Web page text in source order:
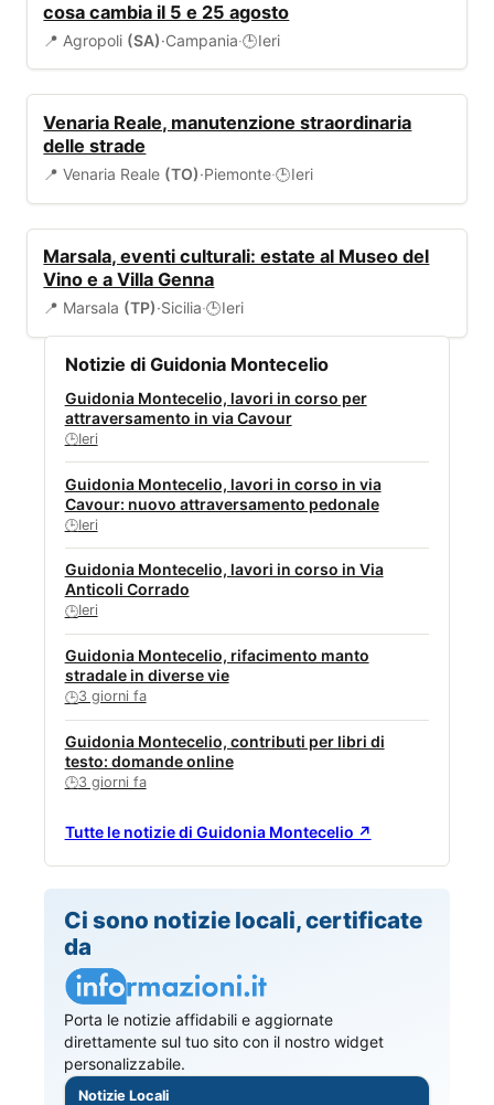
cosa cambia il 5 e 25 agosto
📍 Agropoli (SA)·Campania·🕒Ieri
Venaria Reale, manutenzione straordinaria
delle strade
📍 Venaria Reale (TO)·Piemonte·🕒Ieri
Marsala, eventi culturali: estate al Museo del
Vino e a Villa Genna
📍 Marsala (TP)·Sicilia·🕒Ieri
Notizie di Guidonia Montecelio
Guidonia Montecelio, lavori in corso per
attraversamento in via Cavour
🕒Ieri
Guidonia Montecelio, lavori in corso in via
Cavour: nuovo attraversamento pedonale
🕒Ieri
Guidonia Montecelio, lavori in corso in Via
Anticoli Corrado
🕒Ieri
Guidonia Montecelio, rifacimento manto
stradale in diverse vie
🕒3 giorni fa
Guidonia Montecelio, contributi per libri di
testo: domande online
🕒3 giorni fa
Tutte le notizie di Guidonia Montecelio ↗
Ci sono notizie locali, certificate
da
Porta le notizie affidabili e aggiornate
direttamente sul tuo sito con il nostro widget
personalizzabile.
Notizie Locali